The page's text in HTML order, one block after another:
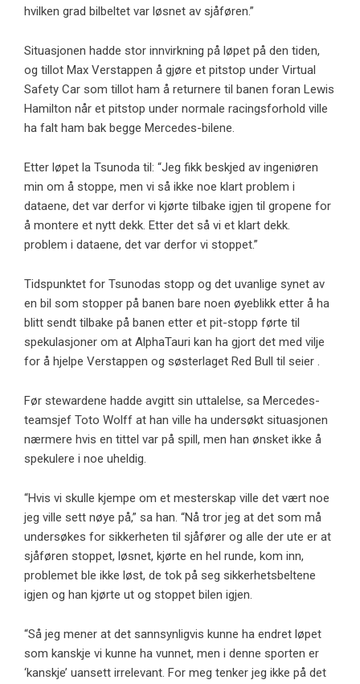
hvilken grad bilbeltet var løsnet av sjåføren.”
Situasjonen hadde stor innvirkning på løpet på den tiden,
og tillot Max Verstappen å gjøre et pitstop under Virtual
Safety Car som tillot ham å returnere til banen foran Lewis
Hamilton når et pitstop under normale racingsforhold ville
ha falt ham bak begge Mercedes-bilene.
Etter løpet la Tsunoda til: “Jeg fikk beskjed av ingeniøren
min om å stoppe, men vi så ikke noe klart problem i
dataene, det var derfor vi kjørte tilbake igjen til gropene for
å montere et nytt dekk. Etter det så vi et klart dekk.
problem i dataene, det var derfor vi stoppet.”
Tidspunktet for Tsunodas stopp og det uvanlige synet av
en bil som stopper på banen bare noen øyeblikk etter å ha
blitt sendt tilbake på banen etter et pit-stopp førte til
spekulasjoner om at AlphaTauri kan ha gjort det med vilje
for å hjelpe Verstappen og søsterlaget Red Bull til seier .
Før stewardene hadde avgitt sin uttalelse, sa Mercedes-
teamsjef Toto Wolff at han ville ha undersøkt situasjonen
nærmere hvis en tittel var på spill, men han ønsket ikke å
spekulere i noe uheldig.
“Hvis vi skulle kjempe om et mesterskap ville det vært noe
jeg ville sett nøye på,” sa han. “Nå tror jeg at det som må
undersøkes for sikkerheten til sjåfører og alle der ute er at
sjåføren stoppet, løsnet, kjørte en hel runde, kom inn,
problemet ble ikke løst, de tok på seg sikkerhetsbeltene
igjen og han kjørte ut og stoppet bilen igjen.
“Så jeg mener at det sannsynligvis kunne ha endret løpet
som kanskje vi kunne ha vunnet, men i denne sporten er
‘kanskje’ uansett irrelevant. For meg tenker jeg ikke på det